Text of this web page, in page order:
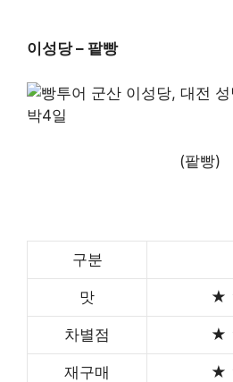
이성당 – 팥빵
(팥빵)
구분
맛 ★
차별점 ★
재구매 ★